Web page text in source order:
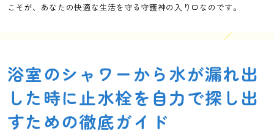
こそが、あなたの快適な生活を守る守護神の入り口なのです。
浴室のシャワーから水が漏れ出
した時に止水栓を自力で探し出
すための徹底ガイド